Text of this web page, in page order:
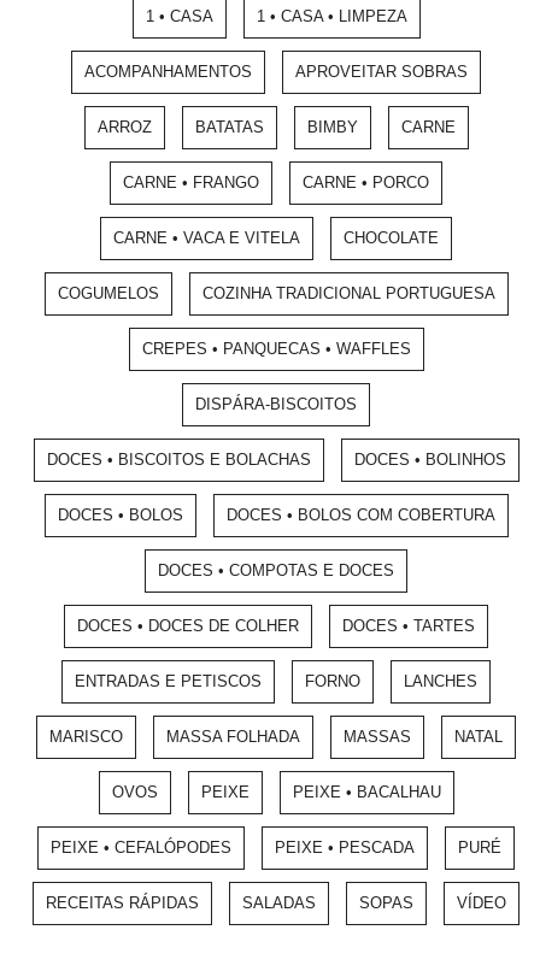
1 • CASA 1 • CASA • LIMPEZA
ACOMPANHAMENTOS APROVEITAR SOBRAS
ARROZ BATATAS BIMBY CARNE
CARNE • FRANGO CARNE • PORCO
CARNE • VACA E VITELA CHOCOLATE
COGUMELOS COZINHA TRADICIONAL PORTUGUESA
CREPES • PANQUECAS • WAFFLES
DISPÁRA-BISCOITOS
DOCES • BISCOITOS E BOLACHAS DOCES • BOLINHOS
DOCES • BOLOS DOCES • BOLOS COM COBERTURA
DOCES • COMPOTAS E DOCES
DOCES • DOCES DE COLHER DOCES • TARTES
ENTRADAS E PETISCOS FORNO LANCHES
MARISCO MASSA FOLHADA MASSAS NATAL
OVOS PEIXE PEIXE • BACALHAU
PEIXE • CEFALÓPODES PEIXE • PESCADA PURÉ
RECEITAS RÁPIDAS SALADAS SOPAS VÍDEO